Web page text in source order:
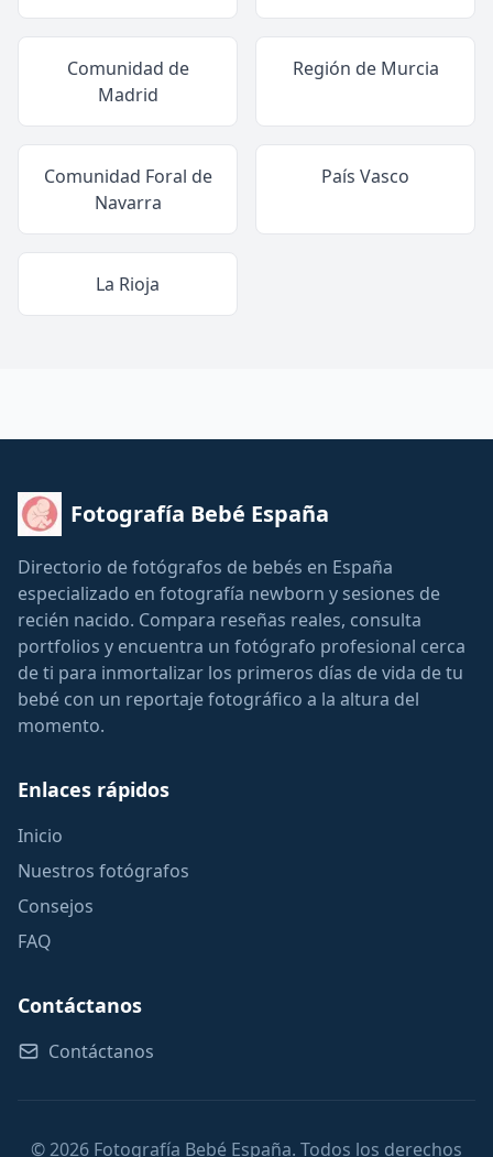
Comunidad de
Madrid
Región de Murcia
Comunidad Foral de
Navarra
País Vasco
La Rioja
Fotografía Bebé España
Directorio de fotógrafos de bebés en España
especializado en fotografía newborn y sesiones de
recién nacido. Compara reseñas reales, consulta
portfolios y encuentra un fotógrafo profesional cerca
de ti para inmortalizar los primeros días de vida de tu
bebé con un reportaje fotográfico a la altura del
momento.
Enlaces rápidos
Inicio
Nuestros fotógrafos
Consejos
FAQ
Contáctanos
Contáctanos
© 2026 Fotografía Bebé España. Todos los derechos